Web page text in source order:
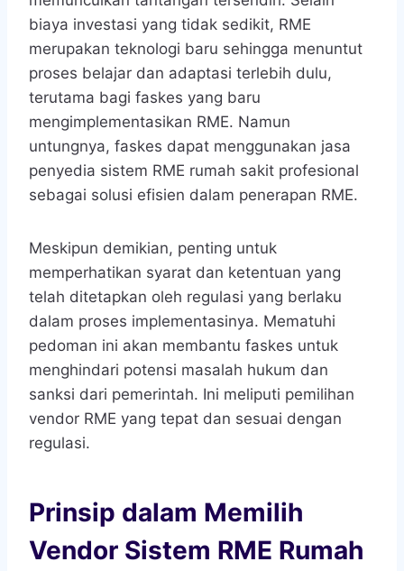
biaya investasi yang tidak sedikit, RME
merupakan teknologi baru sehingga menuntut
proses belajar dan adaptasi terlebih dulu,
terutama bagi faskes yang baru
mengimplementasikan RME. Namun
untungnya, faskes dapat menggunakan jasa
penyedia sistem RME rumah sakit profesional
sebagai solusi efisien dalam penerapan RME.
Meskipun demikian, penting untuk
memperhatikan syarat dan ketentuan yang
telah ditetapkan oleh regulasi yang berlaku
dalam proses implementasinya. Mematuhi
pedoman ini akan membantu faskes untuk
menghindari potensi masalah hukum dan
sanksi dari pemerintah. Ini meliputi pemilihan
vendor RME yang tepat dan sesuai dengan
regulasi.
Prinsip dalam Memilih
Vendor Sistem RME Rumah